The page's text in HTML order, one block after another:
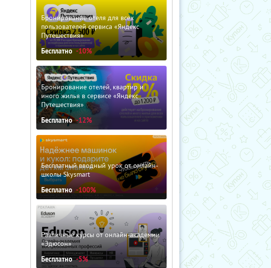
Бронирование отеля для всех
пользователей сервиса «Яндекс
Путешествия»
Бесплатно -10%
Бронирование отелей, квартир и
иного жилья в сервисе «Яндекс
Путешествия»
Бесплатно -12%
Бесплатный вводный урок от онлайн-
школы Skysmart
Бесплатно -100%
Различные курсы от онлайн-академии
«Эдюсон»
Бесплатно -5%